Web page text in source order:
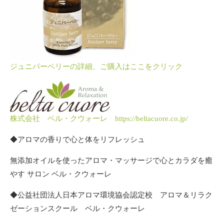
ジュニパーベリーの詳細、ご購入はここをクリック
株式会社 ベル・クウォーレ https://beltacuore.co.jp/
◆アロマの香りで心と体をリフレッシュ
無添加オイルを使ったアロマ・マッサージで心とカラダを癒
やす サロン ベル・クウォーレ
◆公益社団法人日本アロマ環境協会認定校 アロマ＆リラク
ゼーションスクール ベル・クウォーレ